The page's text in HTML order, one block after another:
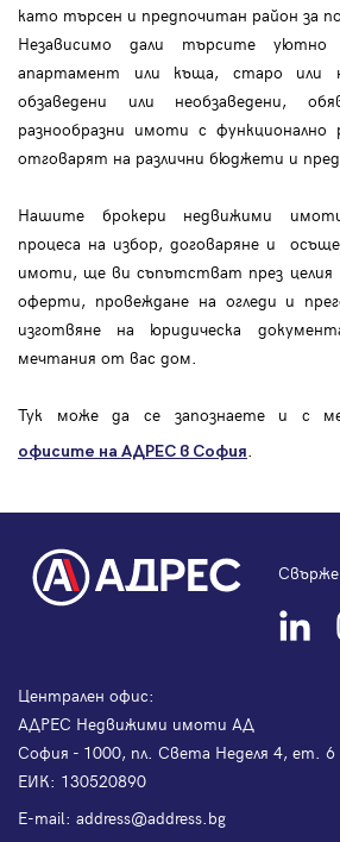
като търсен и предпочитан район за
Независимо дали търсите уютно
апартамент или къща, старо или
обзаведени или необзаведени,
разнообразни имоти с функционално
отговарят на различни бюджети и
Нашите брокери недвижими
процеса на избор, договаряне и
имоти, ще ви съпътстват през целия
оферти, провеждане на огледи и
изготвяне на юридическа
мечтания от вас дом.
Тук може да се запознаете и с
офисите на АДРЕС в София.
Централен офис:
АДРЕС Недвижими имоти АД
София - 1000, пл. Света Неделя 4, ет. 6
ЕИК: 130520890
Е-mail: address@address.bg